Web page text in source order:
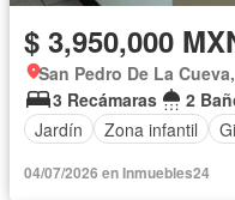
$ 3,950,000
San Pedro De La
3 Recámaras
2
Jardín
Zona infantil
04/07/2026 en Inmuebles24